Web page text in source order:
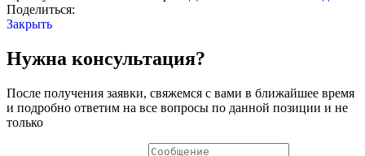
3»
Поделиться:
Закрыть
Нужна консультация?
После получения заявки, свяжемся с вами в ближайшее время
и подробно ответим на все вопросы по данной позиции и не
только